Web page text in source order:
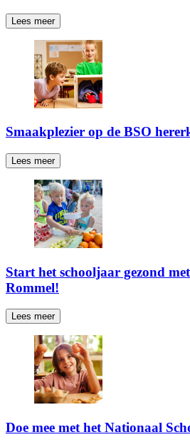
Lees meer
Smaakplezier op de BSO
Lees meer
Start het schooljaar gezond
Rommel!
Lees meer
Doe mee met het Nationaal